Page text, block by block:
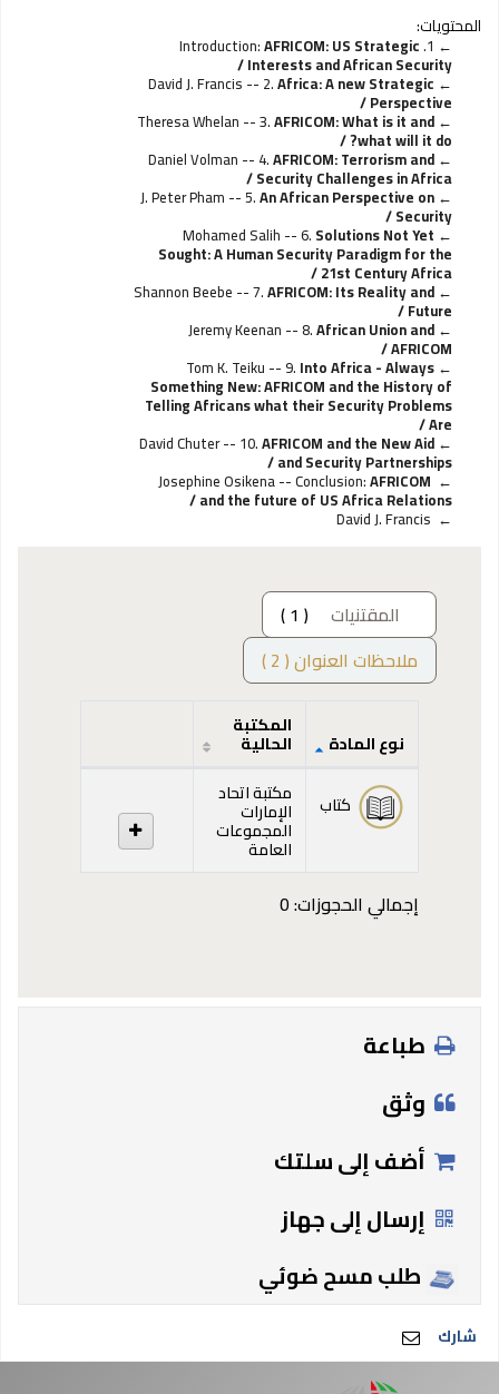
المحتويات:
1. Introduction:
AFRICOM: US Strategic
Interests and African Security /
David J. Francis -- 2.Africa: A new Strategic
Perspective /
Theresa Whelan -- 3.AFRICOM: What is it and
what will it do? /
Daniel Volman -- 4.AFRICOM: Terrorism and
Security Challenges in Africa /
J. Peter Pham -- 5.An African Perspective on
Security /
Mohamed Salih -- 6. Solutions Not Yet
Sought: A Human Security Paradigm for the
21st Century Africa /
Shannon Beebe -- 7.AFRICOM: Its Reality and
Future /
Jeremy Keenan -- 8.African Union and
AFRICOM /
Tom K. Teiku -- 9. Into Africa - Always
Something New: AFRICOM and the History of
Telling Africans what their Security Problems
Are /
David Chuter -- 10.AFRICOM and the New Aid
and Security Partnerships /
AFRICOM
and the future of US Africa Relations /
المقتنيات
( 1 )
ملاحظات العنوان ( 2 )
المقتنيات
نوع المادة
المكتبة
الحالية
كتاب مكتبة اتحاد
الإمارات
المجموعات
العامة
إجمالي الحجوزات: 0
طباعة
وثق
أضف إلى سلتك
إرسال إلى جهاز
طلب مسح ضوئي
شارك